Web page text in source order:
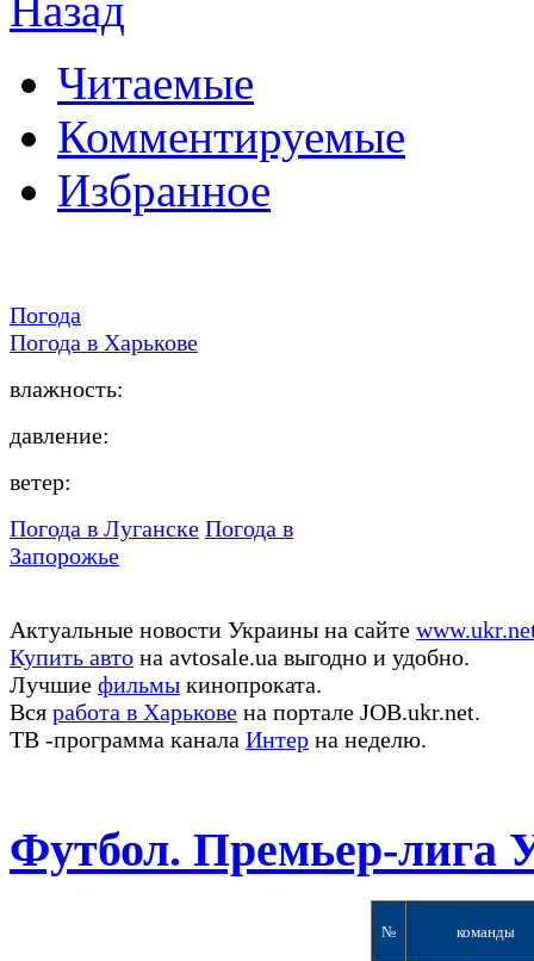
Читаемые
Комментируемые
Избранное
Погода
Погода в Харькове
влажность:
давление:
ветер:
Погода в Луганске Погода в
Запорожье
Актуальные новости Украины на сайте
Купить авто на avtosale.ua выгодно и удобно.
Лучшие фильмы кинопроката.
Вся работа в Харькове на портале JOB.ukr.net.
ТВ -программа канала Интер на неделю.
Футбол. Премьер-лига
№ команды